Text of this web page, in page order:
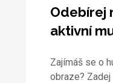
Odebírej
aktivní
Zajímáš se o
obraze?